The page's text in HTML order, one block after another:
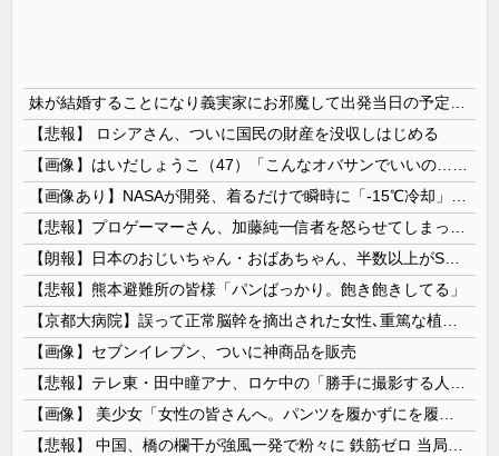
【悲報】 ロシアさん、ついに国民の財産を没収しはじめる
【悲報】熊本避難所の皆様「パンばっかり。飽き飽きしてる」
【画像】セブンイレブン、ついに神商品を販売